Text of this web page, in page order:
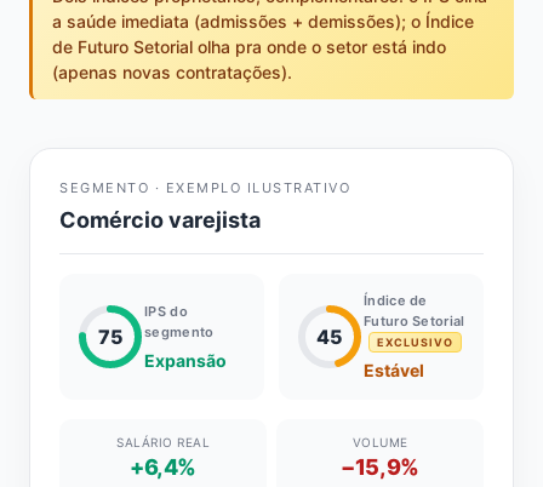
a saúde imediata (admissões + demissões); o Índice
de Futuro Setorial olha pra onde o setor está indo
(apenas novas contratações).
SEGMENTO · EXEMPLO ILUSTRATIVO
Comércio varejista
75
IPS do
segmento
Expansão
45
Índice de
Futuro Setorial
EXCLUSIVO
Estável
SALÁRIO REAL
+6,4%
VOLUME
−15,9%